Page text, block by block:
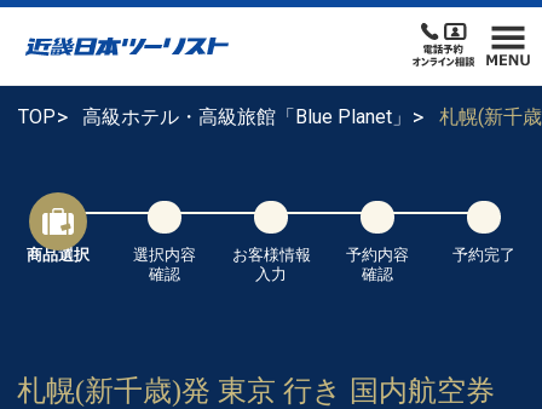
TOP 高級ホテル・高級旅館「Blue Planet」 札幌(新千
商品選択
選択内容
確認
お客様情報
入力
予約内容
確認
予約完了
札幌(新千歳)発 東京 行き 国内航空券